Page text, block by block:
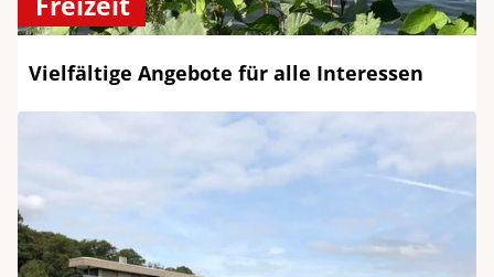
Vielfältige Angebote für alle Interessen